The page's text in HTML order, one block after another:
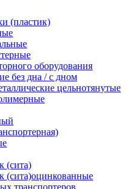
(пластик)
оборудования
без дна / с дном
цельнотянутые
(сита)
(сита)оцинкованные
транспортеров